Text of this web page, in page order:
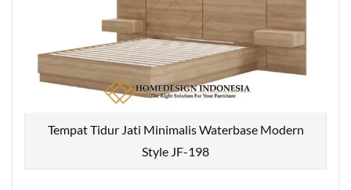
Tempat Tidur Jati Minimalis Waterbase Modern
Style JF-198